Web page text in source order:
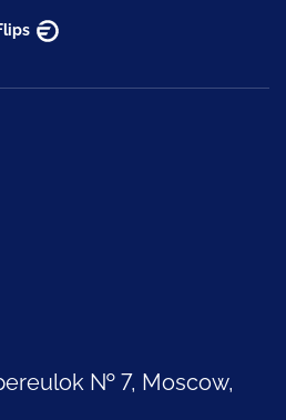
№ 7, Moscow,